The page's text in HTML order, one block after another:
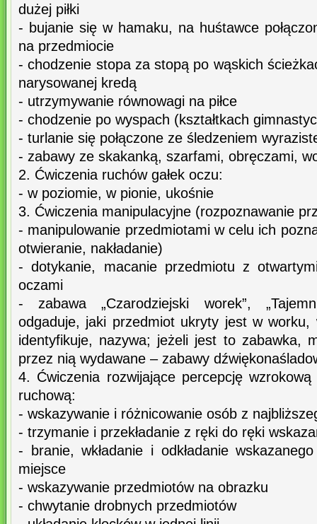
dużej piłki
- bujanie się w hamaku, na huśtawce
na przedmiocie
- chodzenie stopa za stopą po wąskich
narysowanej kredą
- utrzymywanie równowagi na piłce
- chodzenie po wyspach (kształtkach
- turlanie się połączone ze śledzeniem
- zabawy ze skakanką, szarfami, obręczami,
2. Ćwiczenia ruchów gałek oczu:
- w poziomie, w pionie, ukośnie
3. Ćwiczenia manipulacyjne (rozpoznawanie
- manipulowanie przedmiotami w celu ich
otwieranie, nakładanie)
- dotykanie, macanie przedmiotu z
oczami
- zabawa „Czarodziejski worek”,
odgaduje, jaki przedmiot ukryty jest w
identyfikuje, nazywa; jeżeli jest to zabawka,
przez nią wydawane – zabawy
4. Ćwiczenia rozwijające percepcję
ruchową:
- wskazywanie i różnicowanie osób z
- trzymanie i przekładanie z ręki do ręki
- branie, wkładanie i odkładanie
miejsce
- wskazywanie przedmiotów na obrazku
- chwytanie drobnych przedmiotów